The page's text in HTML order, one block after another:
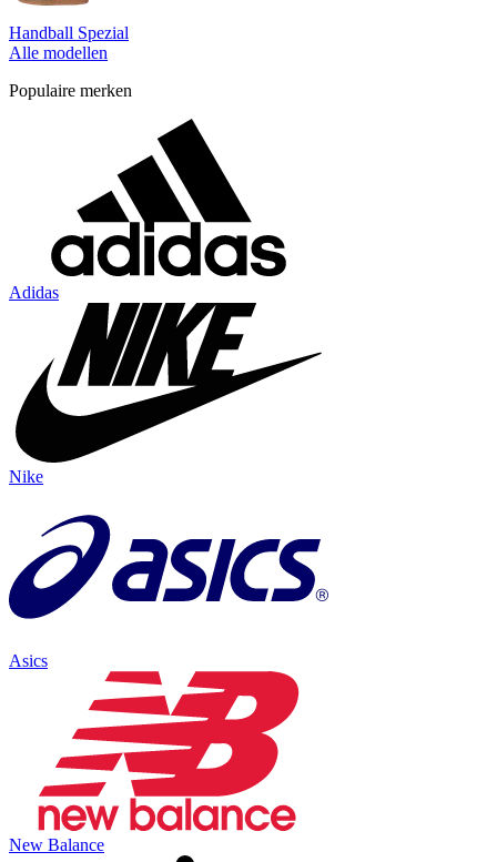
Handball Spezial
Alle modellen
Populaire merken
Adidas
Nike
Asics
New Balance